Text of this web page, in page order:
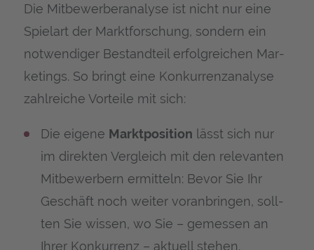
Die Mit­be­wer­ber­ana­ly­se ist nicht nur eine
Spiel­art der Markt­for­schung, son­dern ein
not­wen­di­ger Bestand­teil erfolg­rei­chen Mar­
ke­tings. So bringt eine Kon­kur­renz­ana­ly­se
zahl­rei­che Vor­tei­le mit sich:
Die eige­ne Markt­po­si­ti­on lässt sich nur
im direk­ten Ver­gleich mit den rele­van­ten
Mit­be­wer­bern ermit­teln: Bevor Sie Ihr
Geschäft noch wei­ter vor­an­brin­gen, soll­
ten Sie wis­sen, wo Sie – gemes­sen an
Ihrer Kon­kur­renz – aktu­ell stehen.